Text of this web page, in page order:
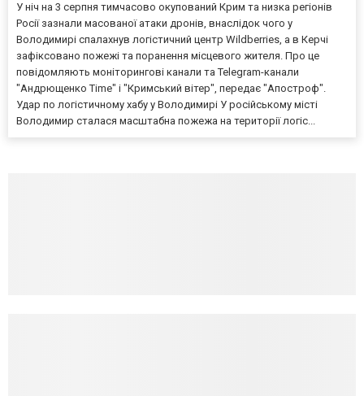
У ніч на 3 серпня тимчасово окупований Крим та низка регіонів
Росії зазнали масованої атаки дронів, внаслідок чого у
Володимирі спалахнув логістичний центр Wildberries, а в Керчі
зафіксовано пожежі та поранення місцевого жителя. Про це
повідомляють моніторингові канали та Telegram-канали
"Андрющенко Time" і "Кримський вітер", передає "Апостроф".
Удар по логістичному хабу у Володимирі У російському місті
Володимир сталася масштабна пожежа на території логіс...